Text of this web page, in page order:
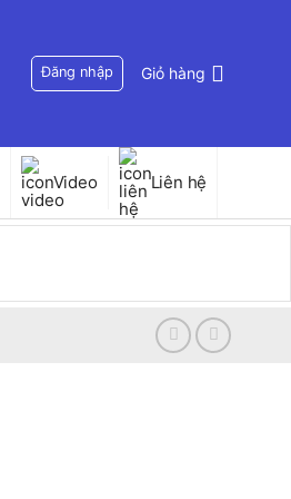
Đăng nhập Giỏ hàng
Video Liên hệ